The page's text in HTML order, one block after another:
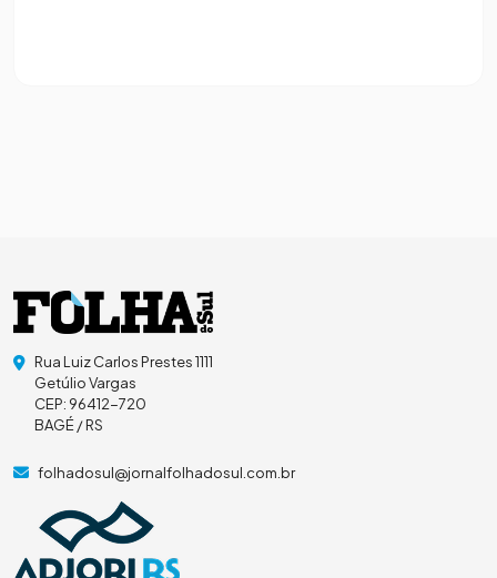
Rua Luiz Carlos Prestes 1111
Getúlio Vargas
CEP: 96412-720
BAGÉ / RS
folhadosul@jornalfolhadosul.com.br